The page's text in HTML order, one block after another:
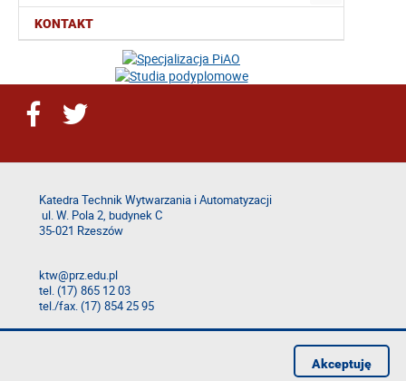
KONTAKT
Katedra Technik Wytwarzania i Automatyzacji
ul. W. Pola 2, budynek C
35-021 Rzeszów
ktw@prz.edu.pl
tel. (17) 865 12 03
tel./fax. (17) 854 25 95
Deklaracja dostępności
Akceptuję